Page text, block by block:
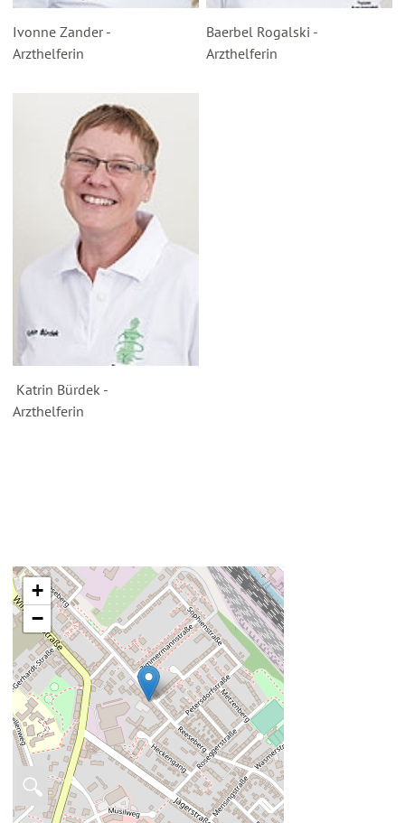
Ivonne Zander -
Arzthelferin
Baerbel Rogalski -
Arzthelferin
Katrin Bürdek -
Arzthelferin
🔍
+
−